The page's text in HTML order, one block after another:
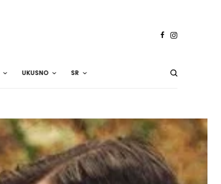
UKUSNO SR